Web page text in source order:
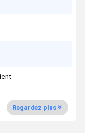
Regardez plus